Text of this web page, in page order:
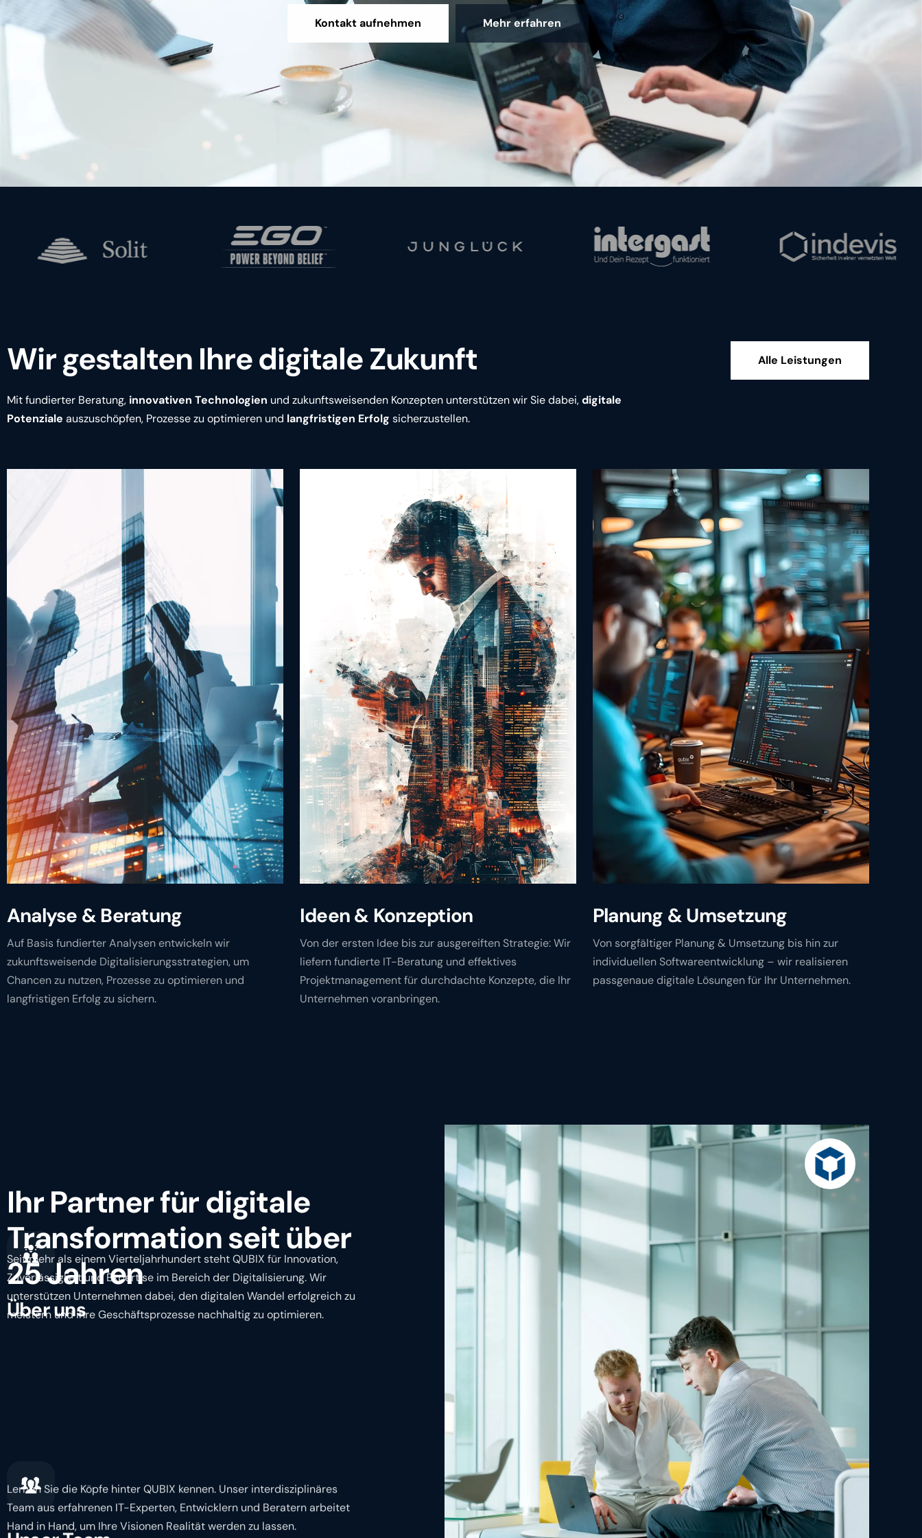
Kontakt aufnehmen Mehr erfahren
Wir gestalten Ihre digitale Zukunft
Mit fundierter Beratung, innovativen Technologien und zukunftsweisenden Konzepten unterstützen wir Sie dabei,digitale
Potenziale auszuschöpfen, Prozesse zu optimieren und langfristigen Erfolg sicherzustellen.
Alle Leistungen
Analyse & Beratung
Auf Basis fundierter Analysen entwickeln wir
zukunftsweisende Digitalisierungsstrategien, um
Chancen zu nutzen, Prozesse zu optimieren und
langfristigen Erfolg zu sichern.
Ideen & Konzeption
Von der ersten Idee bis zur ausgereiften Strategie: Wir
liefern fundierte IT-Beratung und effektives
Projektmanagement für durchdachte Konzepte, die Ihr
Unternehmen voranbringen.
Planung & Umsetzung
Von sorgfältiger Planung & Umsetzung bis hin zur
individuellen Softwareentwicklung – wir realisieren
passgenaue digitale Lösungen für Ihr Unternehmen.
Ihr Partner für digitale
Transformation seit über
25 Jahren
Über uns
Seit mehr als einem Vierteljahrhundert steht QUBIX für Innovation,
Zuverlässigkeit und Expertise im Bereich der Digitalisierung. Wir
unterstützen Unternehmen dabei, den digitalen Wandel erfolgreich zu
meistern und ihre Geschäftsprozesse nachhaltig zu optimieren.
Lernen Sie die Köpfe hinter QUBIX kennen. Unser interdisziplinäres
Team aus erfahrenen IT-Experten, Entwicklern und Beratern arbeitet
Hand in Hand, um Ihre Visionen Realität werden zu lassen.